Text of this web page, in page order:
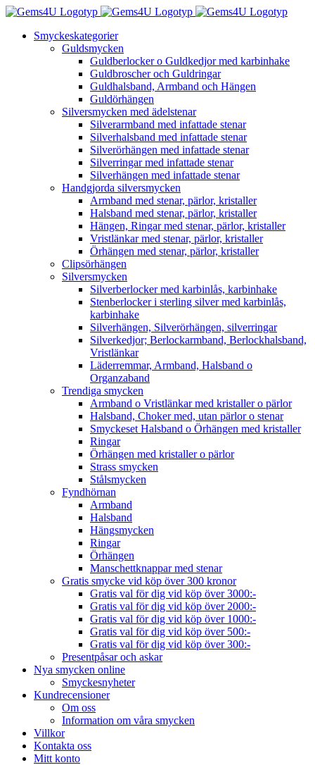
Fortsätt
innehålletSmyckeskategorier
Guldsmycken
Guldberlocker o Guldkedjor med karbinhake
Guldbroscher och Guldringar
Guldhalsband, Armband och Hängen
Guldörhängen
Silversmycken med ädelstenar
Silverarmband med infattade stenar
Silverhalsband med infattade stenar
Silverörhängen med infattade stenar
Silverringar med infattade stenar
Silverhängen med infattade stenar
Handgjorda silversmycken
Armband med stenar, pärlor, kristaller
Halsband med stenar, pärlor, kristaller
Hängen, Ringar med stenar, pärlor, kristaller
Vristlänkar med stenar, pärlor, kristaller
Örhängen med stenar, pärlor, kristaller
Clipsörhängen
Silversmycken
Silverberlocker med karbinlås, karbinhake
Stenberlocker i sterling silver med karbinlås,
karbinhake
Silverhängen, Silverörhängen, silverringar
Silverkedjor; Berlockarmband, Berlockhalsband,
Vristlänkar
Läderremmar, Armband, Halsband o
Organzaband
Trendiga smycken
Armband o Vristlänkar med kristaller o pärlor
Halsband, Choker med, utan pärlor o stenar
Smyckeset Halsband o Örhängen med kristaller
Ringar
Örhängen med kristaller o pärlor
Strass smycken
Stålsmycken
Fyndhörnan
Armband
Halsband
Hängsmycken
Ringar
Örhängen
Manschettknappar med stenar
Gratis smycke vid köp över 300 kronor
Gratis val för dig vid köp över 3000:-
Gratis val för dig vid köp över 2000:-
Gratis val för dig vid köp över 1000:-
Gratis val för dig vid köp över 500:-
Gratis val för dig vid köp över 300:-
Presentpåsar och askar
Nya smycken online
Smyckesnyheter
Kundrecensioner
Om oss
Information om våra smycken
Villkor
Kontakta oss
Mitt konto